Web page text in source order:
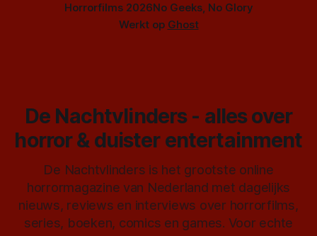
Horrorfilms 2026No Geeks, No Glory
Werkt op Ghost
De Nachtvlinders - alles over
horror & duister entertainment
De Nachtvlinders is het grootste online
horrormagazine van Nederland met dagelijks
nieuws, reviews en interviews over horrorfilms,
series, boeken, comics en games. Voor echte